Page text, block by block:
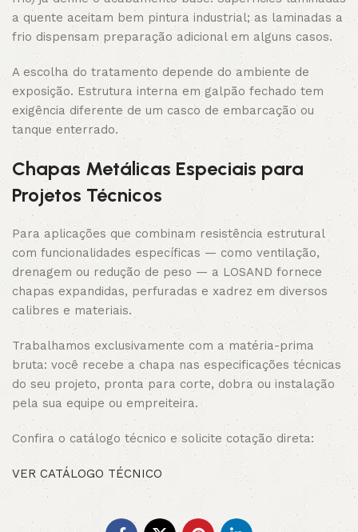
a quente aceitam bem pintura industrial; as laminadas a
frio dispensam preparação adicional em alguns casos.
A escolha do tratamento depende do ambiente de
exposição. Estrutura interna em galpão fechado tem
exigência diferente de um casco de embarcação ou
tanque enterrado.
Chapas Metálicas Especiais para
Projetos Técnicos
Para aplicações que combinam resistência estrutural
com funcionalidades específicas — como ventilação,
drenagem ou redução de peso — a LOSAND fornece
chapas expandidas, perfuradas e xadrez em diversos
calibres e materiais.
Trabalhamos exclusivamente com a matéria-prima
bruta: você recebe a chapa nas especificações técnicas
do seu projeto, pronta para corte, dobra ou instalação
pela sua equipe ou empreiteira.
Confira o catálogo técnico e solicite cotação direta:
VER CATÁLOGO TÉCNICO